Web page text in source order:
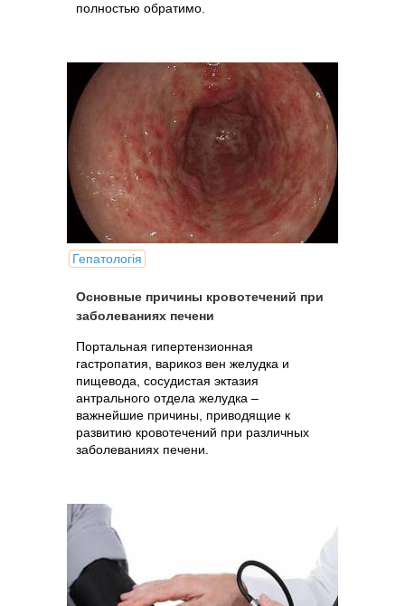
полностью обратимо.
Гепатологія
Основные причины кровотечений при
заболеваниях печени
Портальная гипертензионная
гастропатия, варикоз вен желудка и
пищевода, сосудистая эктазия
антрального отдела желудка –
важнейшие причины, приводящие к
развитию кровотечений при различных
заболеваниях печени.